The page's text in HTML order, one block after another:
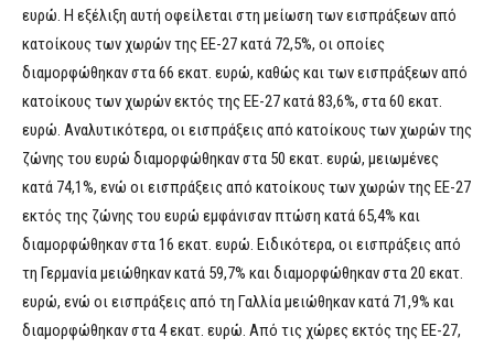
ευρώ. Η εξέλιξη αυτή οφείλεται στη μείωση των εισπράξεων από
κατοίκους των χωρών της ΕΕ-27 κατά 72,5%, οι οποίες
διαμορφώθηκαν στα 66 εκατ. ευρώ, καθώς και των εισπράξεων από
κατοίκους των χωρών εκτός της ΕΕ-27 κατά 83,6%, στα 60 εκατ.
ευρώ. Αναλυτικότερα, οι εισπράξεις από κατοίκους των χωρών της
ζώνης του ευρώ διαμορφώθηκαν στα 50 εκατ. ευρώ, μειωμένες
κατά 74,1%, ενώ οι εισπράξεις από κατοίκους των χωρών της ΕΕ-27
εκτός της ζώνης του ευρώ εμφάνισαν πτώση κατά 65,4% και
διαμορφώθηκαν στα 16 εκατ. ευρώ. Ειδικότερα, οι εισπράξεις από
τη Γερμανία μειώθηκαν κατά 59,7% και διαμορφώθηκαν στα 20 εκατ.
ευρώ, ενώ οι εισπράξεις από τη Γαλλία μειώθηκαν κατά 71,9% και
διαμορφώθηκαν στα 4 εκατ. ευρώ. Από τις χώρες εκτός της ΕΕ-27,